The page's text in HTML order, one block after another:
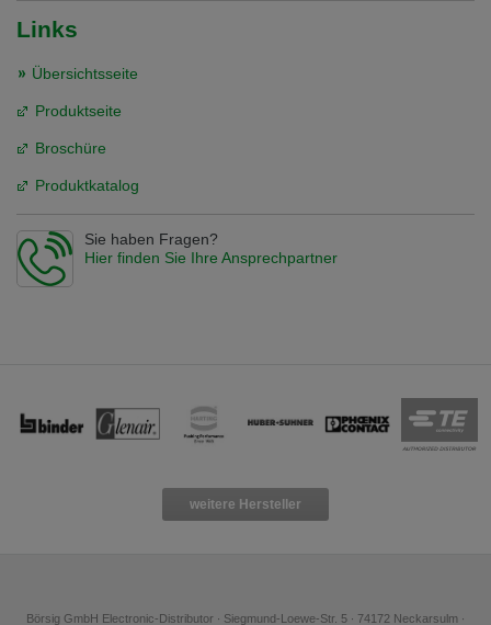
Links
Übersichtsseite
Produktseite
Broschüre
Produktkatalog
Sie haben Fragen?
Hier finden Sie Ihre Ansprechpartner
weitere Hersteller
Börsig GmbH Electronic-Distributor ∙ Siegmund-Loewe-Str. 5 ∙ 74172 Neckarsulm ∙